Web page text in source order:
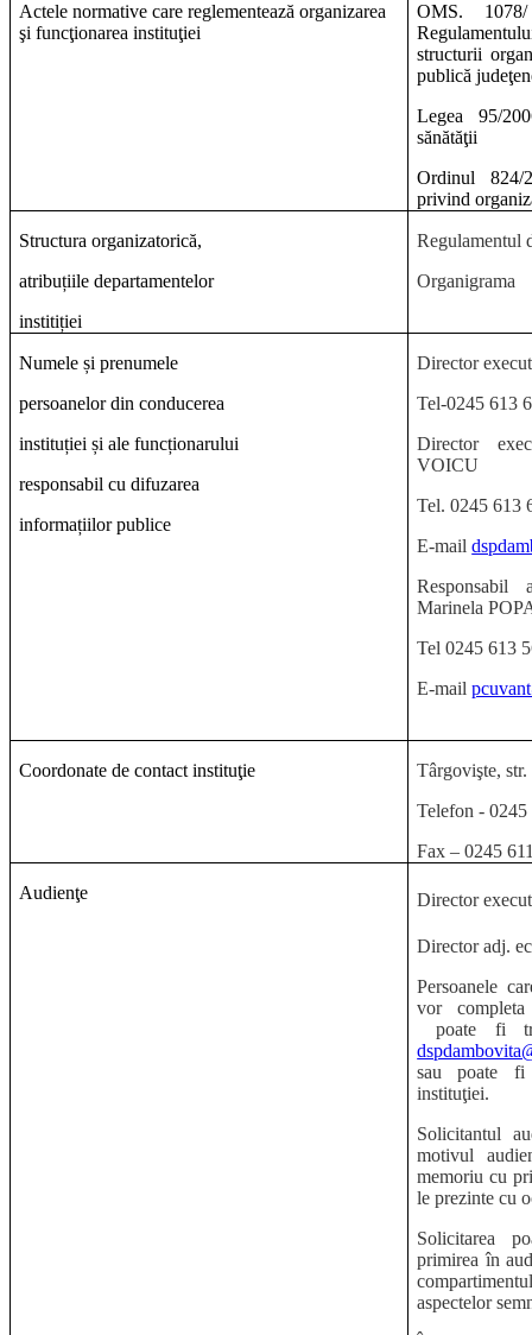
Actele normative care reglementează organizarea
şi funcţionarea instituţiei
OMS.
structurii
publică
Legea 95/
sănătăţii
Ordinul 824/
privind
Structura organizatorică,
atribuțiile departamentelor
institiției
Regulamentul
Organigrama
Numele și prenumele
persoanelor din conducerea
instituției și ale funcționarului
responsabil cu difuzarea
informațiilor publice
Director
Tel-0245 613
Director
VOICU
Tel. 0245 613
E-mail
Responsabil
Marinela
Tel 0245 613
E-mail
Coordonate de contact instituţie
Târgovişte,
Telefon -
Fax – 0245
Audienţe Director
Director adj.
Persoanele
vor
poate fi
sau poate fi
instituţiei.
Solicitantul
motivul
memoriu cu
le prezinte cu
Solicitarea
primirea în
aspectelor